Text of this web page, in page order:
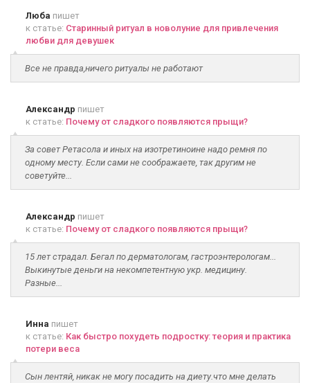
Люба пишет
к статье: Старинный ритуал в новолуние для привлечения
любви для девушек
Все не правда,ничего ритуалы не работают
Александр пишет
к статье: Почему от сладкого появляются прыщи?
За совет Ретасола и иных на изотретиноине надо ремня по
одному месту. Если сами не соображаете, так другим не
советуйте...
Александр пишет
к статье: Почему от сладкого появляются прыщи?
15 лет страдал. Бегал по дерматологам, гастроэнтерологам...
Выкинутые деньги на некомпетентную укр. медицину.
Разные...
Инна пишет
к статье: Как быстро похудеть подростку: теория и практика
потери веса
Сын лентяй, никак не могу посадить на диету.что мне делать